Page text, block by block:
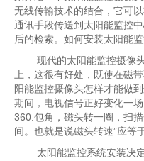
无线传输技术的结合，它可
通讯手段传送到太阳能监控
后的检索。如何安装太阳能
现代的太阳能监控摄像
上，这很有好处，既使在磁
阳能监控摄像头怎样才能做
期间，电视信号正好变化一
360.包角，磁头转一圈，扫
间。也就是说磁头转速”应等
太阳能监控系统安装决